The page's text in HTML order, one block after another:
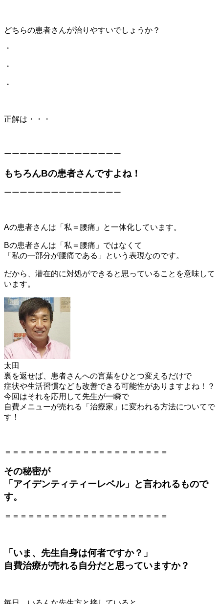
どちらの患者さんが治りやすいでしょうか？
・
・
・
正解は・・・
ーーーーーーーーーーーーーーー
もちろんBの患者さんですよね！
ーーーーーーーーーーーーーーー
Aの患者さんは「私＝腰痛」と一体化しています。
Bの患者さんは「私＝腰痛」ではなくて
「私の一部分が腰痛である」という表現なのです。
だから、潜在的に対処ができると思っていることを意味して
います。
太田
裏を返せば、患者さんへの言葉をひとつ変えるだけで
症状や生活習慣なども改善できる可能性がありますよね！？
今回はそれを応用して先生が一瞬で
自費メニューが売れる「治療家」に変われる方法についてで
す！
＝＝＝＝＝＝＝＝＝＝＝＝＝＝＝＝＝＝＝＝＝
その秘密が
「アイデンティティーレベル」と言われるもので
す。
＝＝＝＝＝＝＝＝＝＝＝＝＝＝＝＝＝＝＝＝＝
「いま、先生自身は何者ですか？」
自費治療が売れる自分だと思っていますか？